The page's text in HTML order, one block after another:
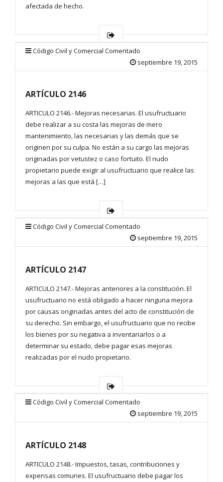
afectada de hecho.
Código Civil y Comercial Comentado
septiembre 19, 2015
ARTÍCULO 2146
ARTICULO 2146.- Mejoras necesarias. El usufructuario
debe realizar a su costa las mejoras de mero
mantenimiento, las necesarias y las demás que se
originen por su culpa. No están a su cargo las mejoras
originadas por vetustez o caso fortuito. El nudo
propietario puede exigir al usufructuario que realice las
mejoras a las que está […]
Código Civil y Comercial Comentado
septiembre 19, 2015
ARTÍCULO 2147
ARTICULO 2147.- Mejoras anteriores a la constitución. El
usufructuario no está obligado a hacer ninguna mejora
por causas originadas antes del acto de constitución de
su derecho. Sin embargo, el usufructuario que no recibe
los bienes por su negativa a inventariarlos o a
determinar su estado, debe pagar esas mejoras
realizadas por el nudo propietario.
Código Civil y Comercial Comentado
septiembre 19, 2015
ARTÍCULO 2148
ARTICULO 2148.- Impuestos, tasas, contribuciones y
expensas comunes. El usufructuario debe pagar los